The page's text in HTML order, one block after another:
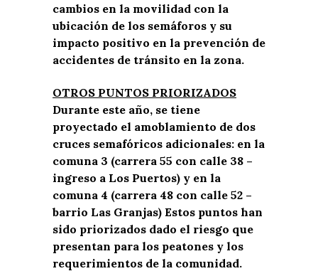
cambios en la movilidad con la
ubicación de los semáforos y su
impacto positivo en la prevención de
accidentes de tránsito en la zona.
OTROS PUNTOS PRIORIZADOS
Durante este año, se tiene
proyectado el amoblamiento de dos
cruces semafóricos adicionales: en la
comuna 3 (carrera 55 con calle 38 –
ingreso a Los Puertos) y en la
comuna 4 (carrera 48 con calle 52 –
barrio Las Granjas) Estos puntos han
sido priorizados dado el riesgo que
presentan para los peatones y los
requerimientos de la comunidad.